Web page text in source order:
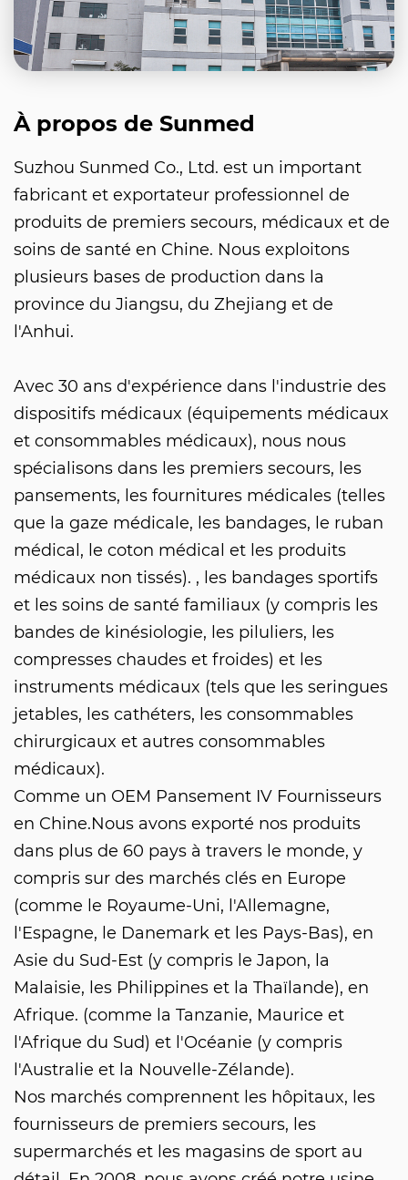
À propos de Sunmed
Suzhou Sunmed Co., Ltd. est un important
fabricant et exportateur professionnel de
produits de premiers secours, médicaux et de
soins de santé en Chine. Nous exploitons
plusieurs bases de production dans la
province du Jiangsu, du Zhejiang et de
l'Anhui.
Avec 30 ans d'expérience dans l'industrie des
dispositifs médicaux (équipements médicaux
et consommables médicaux), nous nous
spécialisons dans les premiers secours, les
pansements, les fournitures médicales (telles
que la gaze médicale, les bandages, le ruban
médical, le coton médical et les produits
médicaux non tissés). , les bandages sportifs
et les soins de santé familiaux (y compris les
bandes de kinésiologie, les piluliers, les
compresses chaudes et froides) et les
instruments médicaux (tels que les seringues
jetables, les cathéters, les consommables
chirurgicaux et autres consommables
médicaux).
Comme un OEM Pansement IV Fournisseurs
en Chine.Nous avons exporté nos produits
dans plus de 60 pays à travers le monde, y
compris sur des marchés clés en Europe
(comme le Royaume-Uni, l'Allemagne,
l'Espagne, le Danemark et les Pays-Bas), en
Asie du Sud-Est (y compris le Japon, la
Malaisie, les Philippines et la Thaïlande), en
Afrique. (comme la Tanzanie, Maurice et
l'Afrique du Sud) et l'Océanie (y compris
l'Australie et la Nouvelle-Zélande).
Nos marchés comprennent les hôpitaux, les
fournisseurs de premiers secours, les
supermarchés et les magasins de sport au